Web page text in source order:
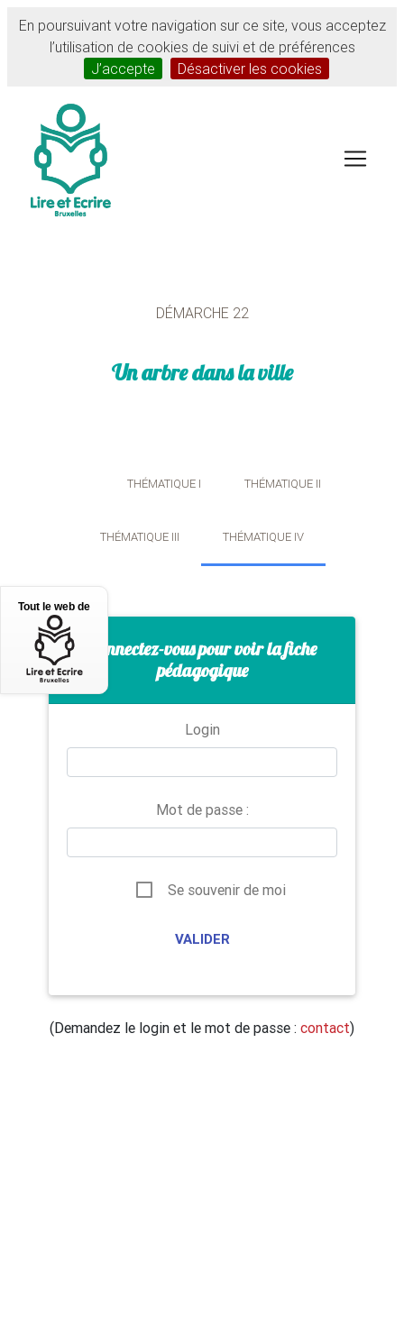
En poursuivant votre navigation sur ce site, vous acceptez
l’utilisation de cookies de suivi et de préférences
J’accepte
Désactiver les cookies
DÉMARCHE 22
Un arbre dans la ville
THÉMATIQUE I THÉMATIQUE II
THÉMATIQUE III THÉMATIQUE IV
Connectez-vous pour voir la fiche
pédagogique
Login
Mot de passe :
Se souvenir de moi
(Demandez le login et le mot de passe : contact)
Tout le web de